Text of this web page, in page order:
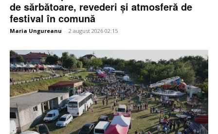
de sărbătoare, revederi și atmosferă de
festival în comună
Maria Ungureanu - 2 august 2026 02:15